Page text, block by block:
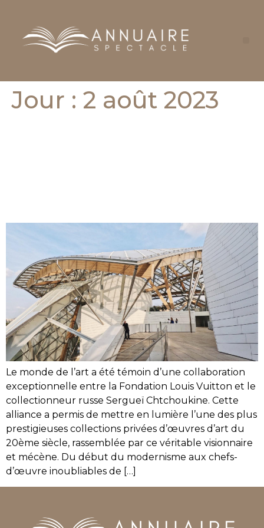
Jour : 2 août 2023
Le monde de l’art a été témoin d’une collaboration
exceptionnelle entre la Fondation Louis Vuitton et le
collectionneur russe Sergueï Chtchoukine. Cette
alliance a permis de mettre en lumière l’une des plus
prestigieuses collections privées d’œuvres d’art du
20ème siècle, rassemblée par ce véritable visionnaire
et mécène. Du début du modernisme aux chefs-
d’œuvre inoubliables de […]